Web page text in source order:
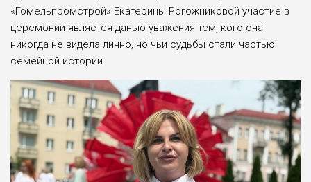
«Гомельпромстрой» Екатерины Рогожниковой участие в
церемонии является данью уважения тем, кого она
никогда не видела лично, но чьи судьбы стали частью
семейной истории.